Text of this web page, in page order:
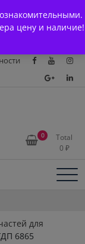
цену и наличие!
Каталоги
0
Total
0 ₽
для
6865